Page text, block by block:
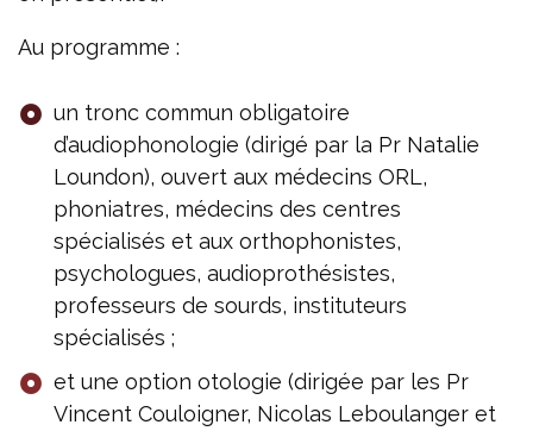
Au programme :
un tronc commun obligatoire
d’audiophonologie (dirigé par la Pr Natalie
Loundon), ouvert aux médecins ORL,
phoniatres, médecins des centres
spécialisés et aux orthophonistes,
psychologues, audioprothésistes,
professeurs de sourds, instituteurs
spécialisés ;
et une option otologie (dirigée par les Pr
Vincent Couloigner, Nicolas Leboulanger et